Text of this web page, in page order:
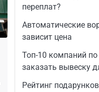
переплат?
Автоматические
зависит цена
Топ-10 компаний
заказать вывеску
Рейтинг